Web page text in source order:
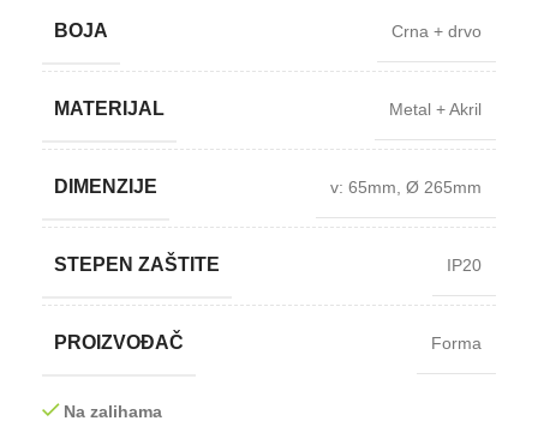
BOJA Crna + drvo
MATERIJAL Metal + Akril
DIMENZIJE v: 65mm, Ø 265mm
STEPEN ZAŠTITE IP20
PROIZVOĐAČ Forma
Na zalihama